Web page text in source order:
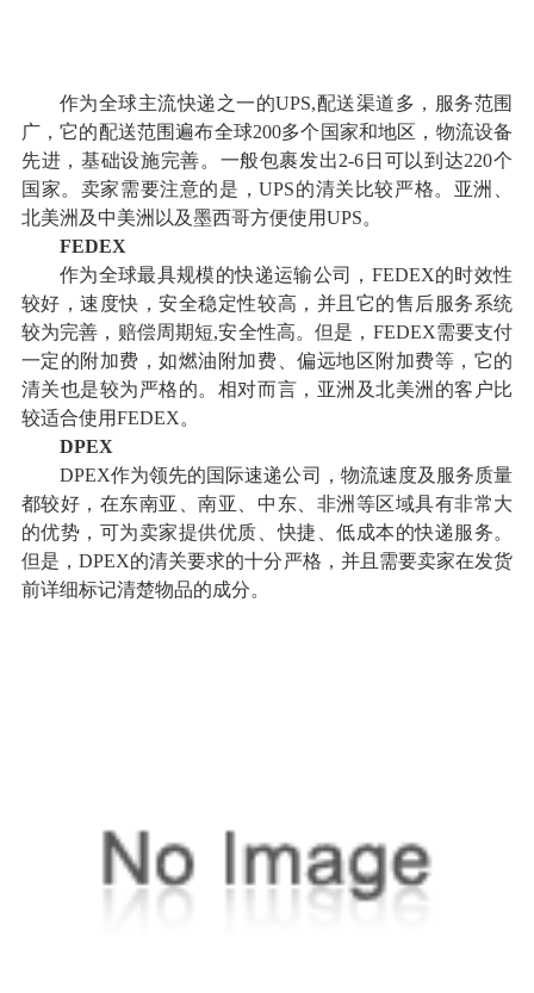
作为全球主流快递之一的UPS,配送渠道多，服务范围
广，它的配送范围遍布全球200多个国家和地区，物流设备
先进，基础设施完善。一般包裹发出2-6日可以到达220个
国家。卖家需要注意的是，UPS的清关比较严格。亚洲、
北美洲及中美洲以及墨西哥方便使用UPS。
FEDEX
作为全球最具规模的快递运输公司，FEDEX的时效性
较好，速度快，安全稳定性较高，并且它的售后服务系统
较为完善，赔偿周期短,安全性高。但是，FEDEX需要支付
一定的附加费，如燃油附加费、偏远地区附加费等，它的
清关也是较为严格的。相对而言，亚洲及北美洲的客户比
较适合使用FEDEX。
DPEX
DPEX作为领先的国际速递公司，物流速度及服务质量
都较好，在东南亚、南亚、中东、非洲等区域具有非常大
的优势，可为卖家提供优质、快捷、低成本的快递服务。
但是，DPEX的清关要求的十分严格，并且需要卖家在发货
前详细标记清楚物品的成分。